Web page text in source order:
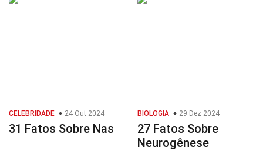
CELEBRIDADE 24 Out 2024
31 Fatos Sobre Nas
BIOLOGIA 29 Dez 2024
27 Fatos Sobre
Neurogênese